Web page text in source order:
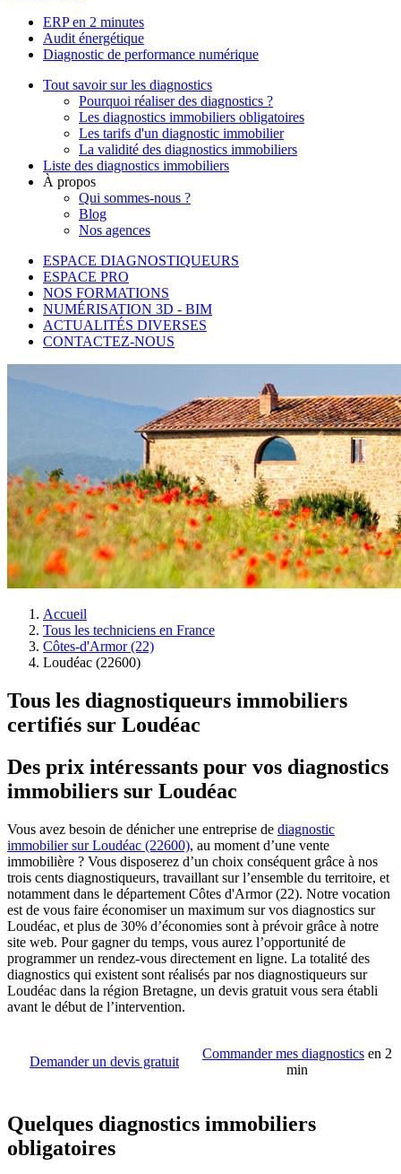
ERP en 2 minutes
Audit énergétique
Diagnostic de performance numérique
Tout savoir sur les diagnostics
Pourquoi réaliser des diagnostics ?
Les diagnostics immobiliers obligatoires
Les tarifs d'un diagnostic immobilier
La validité des diagnostics immobiliers
Liste des diagnostics immobiliers
À propos
Qui sommes-nous ?
Blog
Nos agences
ESPACE DIAGNOSTIQUEURS
ESPACE PRO
NOS FORMATIONS
NUMÉRISATION 3D - BIM
ACTUALITÉS DIVERSES
CONTACTEZ-NOUS
Accueil
Tous les techniciens en France
Côtes-d'Armor (22)
Loudéac (22600)
Tous les diagnostiqueurs immobiliers
certifiés sur Loudéac
Des prix intéressants pour vos diagnostics
immobiliers sur Loudéac
Vous avez besoin de dénicher une entreprise de diagnostic
immobilier sur Loudéac (22600), au moment d’une vente
immobilière ? Vous disposerez d’un choix conséquent grâce à nos
trois cents diagnostiqueurs, travaillant sur l’ensemble du territoire, et
notamment dans le département Côtes d'Armor (22). Notre vocation
est de vous faire économiser un maximum sur vos diagnostics sur
Loudéac, et plus de 30% d’économies sont à prévoir grâce à notre
site web. Pour gagner du temps, vous aurez l’opportunité de
programmer un rendez-vous directement en ligne. La totalité des
diagnostics qui existent sont réalisés par nos diagnostiqueurs sur
Loudéac dans la région Bretagne, un devis gratuit vous sera établi
avant le début de l’intervention.
Demander un devis gratuit
Commander mes diagnostics en 2
min
Quelques diagnostics immobiliers
obligatoires